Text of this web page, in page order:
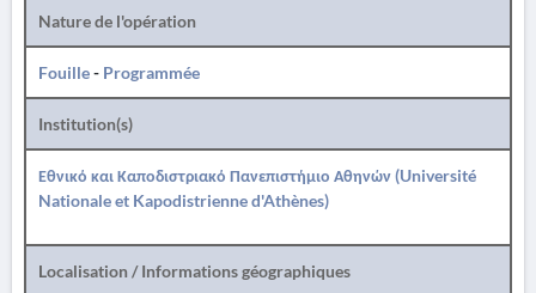
Nature de l'opération
Fouille- Programmée
Institution(s)
Εθνικό και Καποδιστριακό Πανεπιστήμιο Αθηνών (Université
Nationale et Kapodistrienne d'Athènes)
Localisation / Informations géographiques